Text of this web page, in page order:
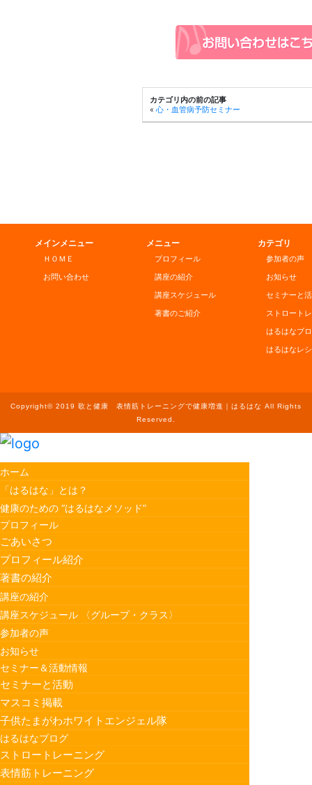
カテゴリ内の前の記事
« 心・血管病予防セミナー
メインメニュー
ＨＯＭＥ
お問い合わせ
メニュー
プロフィール
講座の紹介
講座スケジュール
著書のご紹介
カテゴリ
参加者の声
お知らせ
セミナーと
ストロート
はるはなブ
はるはなレ
Copyright© 2019 歌と健康 表情筋トレーニングで健康増進｜はるはな All Rights
Reserved.
ホーム
「はるはな」とは？
健康のための “はるはなメソッド”
プロフィール
ごあいさつ
プロフィール紹介
著書の紹介
講座の紹介
講座スケジュール 〈グループ・クラス〉
参加者の声
お知らせ
セミナー＆活動情報
セミナーと活動
マスコミ掲載
子供たまがわホワイトエンジェル隊
はるはなブログ
ストロートレーニング
表情筋トレーニング